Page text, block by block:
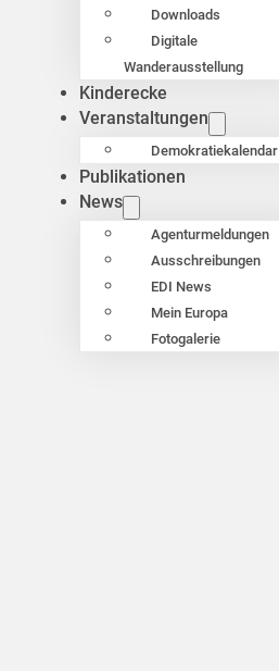
Downloads
Digitale
Wanderausstellung
Kinderecke
Veranstaltungen
Demokratiekalendar
Publikationen
News
Agenturmeldungen
Ausschreibungen
EDI News
Mein Europa
Fotogalerie